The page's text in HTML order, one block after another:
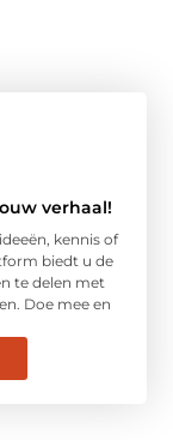
verhaal!
kennis of
biedt u de
te delen met
Doe mee en